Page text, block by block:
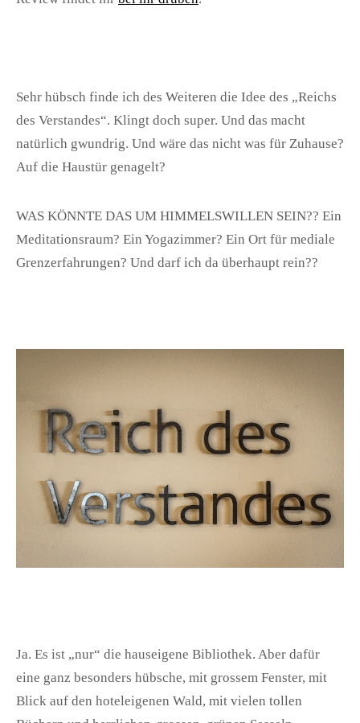
Sehr hübsch finde ich des Weiteren die Idee des „Reichs
des Verstandes“. Klingt doch super. Und das macht
natürlich gwundrig. Und wäre das nicht was für Zuhause?
Auf die Haustür genagelt?
WAS KÖNNTE DAS UM HIMMELSWILLEN SEIN?? Ein
Meditationsraum? Ein Yogazimmer? Ein Ort für mediale
Grenzerfahrungen? Und darf ich da überhaupt rein??
Ja. Es ist „nur“ die hauseigene Bibliothek. Aber dafür
eine ganz besonders hübsche, mit grossem Fenster, mit
Blick auf den hoteleigenen Wald, mit vielen tollen